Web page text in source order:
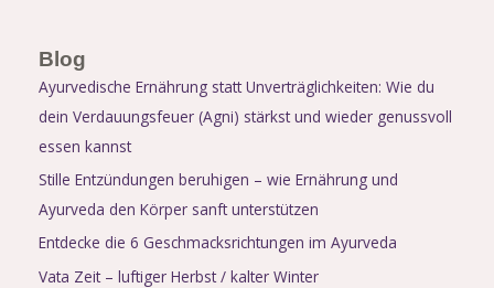
Blog
Ayurvedische Ernährung statt Unverträglichkeiten: Wie du
dein Verdauungsfeuer (Agni) stärkst und wieder genussvoll
essen kannst
Stille Entzündungen beruhigen – wie Ernährung und
Ayurveda den Körper sanft unterstützen
Entdecke die 6 Geschmacksrichtungen im Ayurveda
Vata Zeit – luftiger Herbst / kalter Winter